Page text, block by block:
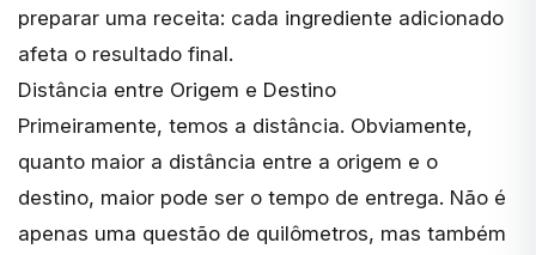
preparar uma receita: cada ingrediente adicionado
afeta o resultado final.
Distância entre Origem e Destino
Primeiramente, temos a distância. Obviamente,
quanto maior a distância entre a origem e o
destino, maior pode ser o tempo de entrega. Não é
apenas uma questão de quilômetros, mas também